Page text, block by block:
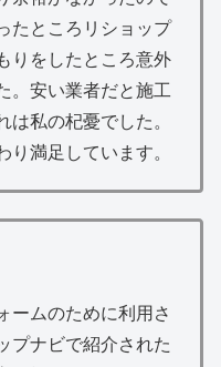
たところリショップ
りをしたところ意外
。安い業者だと施工
は私の杞憂でした。
満足しています。
ームのために利用さ
プナビで紹介された